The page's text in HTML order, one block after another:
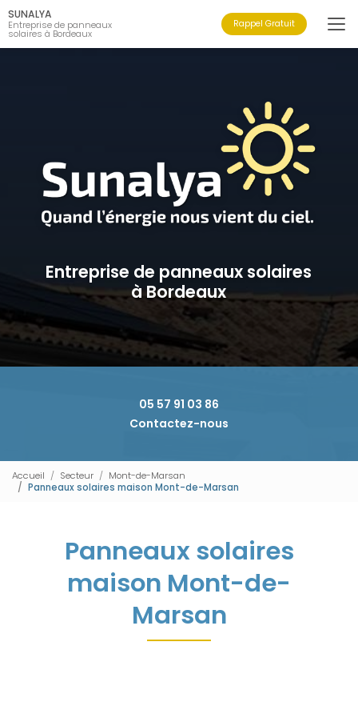
Aller
au
contenu
principal
SUNALYA
Entreprise de panneaux
solaires à Bordeaux
Rappel Gratuit
Entreprise de panneaux solaires
à Bordeaux
05 57 91 03 86
Contactez-nous
Accueil Secteur
Mont-de-Marsan
Panneaux solaires maison Mont-de-Marsan
Panneaux solaires
maison Mont-de-
Marsan